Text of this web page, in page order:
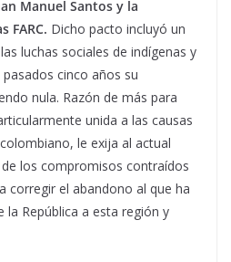
Manuel Santos y la
FARC. Dicho pacto incluyó un
luchas sociales de indígenas y
cinco años su
nula. Razón de más para
unida a las causas
le exija al actual
los compromisos contraídos
corregir el abandono al que ha
República a esta región y